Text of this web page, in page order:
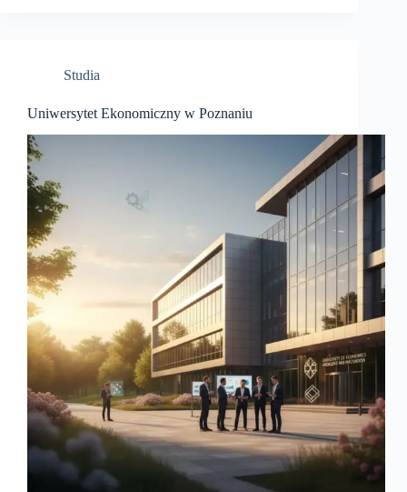
Studia
Uniwersytet Ekonomiczny w Poznaniu